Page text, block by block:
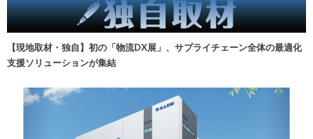
【現地取材・独自】初の「物流DX展」、サプライチェーン全体の最適化
支援ソリューションが集結